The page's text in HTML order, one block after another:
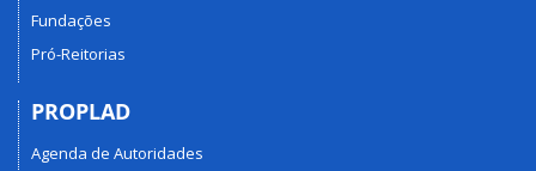
Fundações
Pró-Reitorias
PROPLAD
Agenda de Autoridades